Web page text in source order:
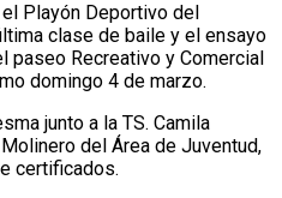
Playón Deportivo del
clase de baile y el ensayo
paseo Recreativo y Comercial
domingo 4 de marzo.
junto a la TS. Camila
del Área de Juventud,
certificados.